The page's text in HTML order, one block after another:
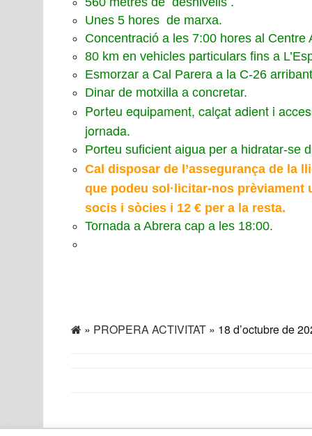
Unes 5 hores de marxa.
Concentració a les 7:00 hores al Centre
80 km en vehicles particulars fins a
Esmorzar a Cal Parera a la C-26
Dinar de motxilla a concretar.
Porteu equipament, calçat adient i
jornada.
Porteu suficient aigua per a hidratar-se
Cal disposar de l’assegurança de la
que podeu sol·licitar-nos prèviament
socis i sòcies i 12 € per a la resta.
Tornada a Abrera cap a les 18:00.
» PROPERA ACTIVITAT » 18 d’octubre de